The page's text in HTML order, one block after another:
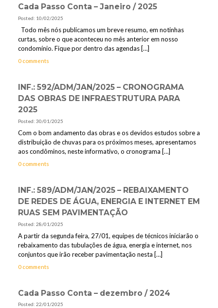
Cada Passo Conta – Janeiro / 2025
Posted: 10/02/2025
Todo mês nós publicamos um breve resumo, em notinhas
curtas, sobre o que aconteceu no mês anterior em nosso
condomínio. Fique por dentro das agendas[…]
0 comments
INF.: 592/ADM/JAN/2025 – CRONOGRAMA
DAS OBRAS DE INFRAESTRUTURA PARA
2025
Posted: 30/01/2025
Com o bom andamento das obras e os devidos estudos sobre a
distribuição de chuvas para os próximos meses, apresentamos
aos condôminos, neste informativo, o cronograma […]
0 comments
INF.: 589/ADM/JAN/2025 – REBAIXAMENTO
DE REDES DE ÁGUA, ENERGIA E INTERNET EM
RUAS SEM PAVIMENTAÇÃO
Posted: 28/01/2025
A partir da segunda feira, 27/01, equipes de técnicos iniciarão o
rebaixamento das tubulações de água, energia e internet, nos
conjuntos que irão receber pavimentação nesta […]
0 comments
Cada Passo Conta – dezembro / 2024
Posted: 22/01/2025